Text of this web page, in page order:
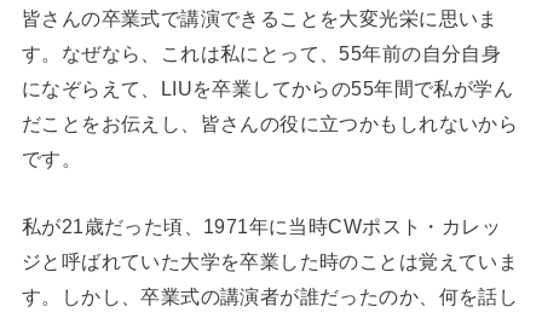
皆さんの卒業式で講演できることを大変光栄に思いま
す。なぜなら、これは私にとって、55年前の自分自身
になぞらえて、LIUを卒業してからの55年間で私が学ん
だことをお伝えし、皆さんの役に立つかもしれないから
です。
私が21歳だった頃、1971年に当時CWポスト・カレッ
ジと呼ばれていた大学を卒業した時のことは覚えていま
す。しかし、卒業式の講演者が誰だったのか、何を話し